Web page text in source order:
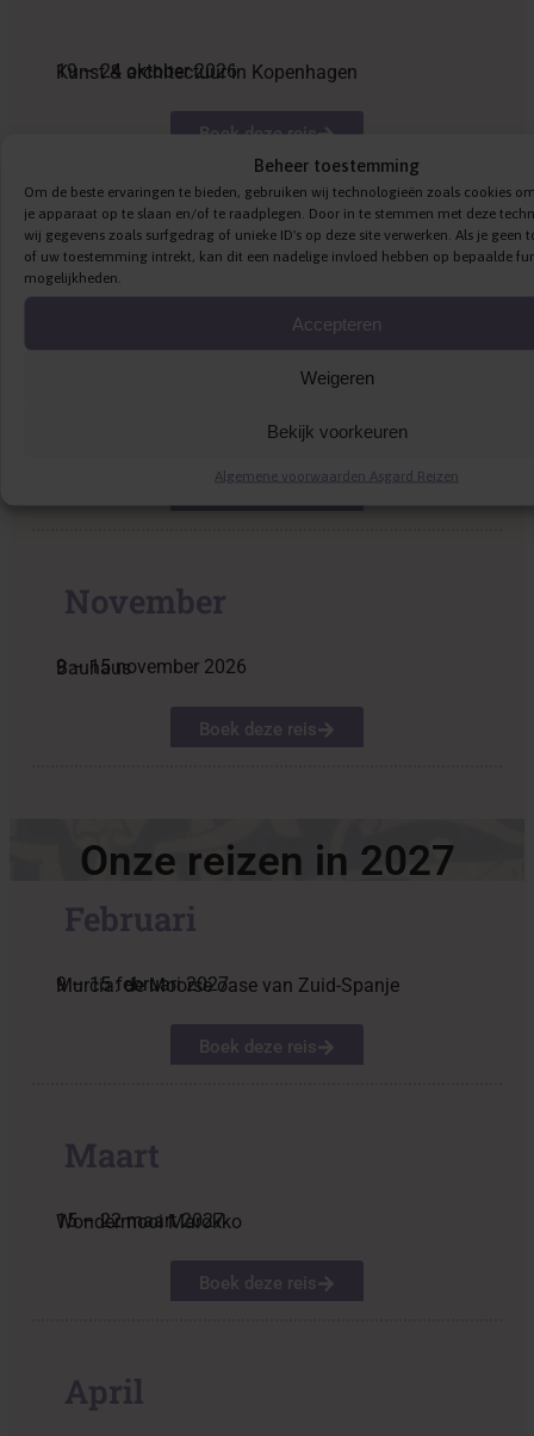
Beheer toestemming
Om de beste ervaringen te bieden, gebruiken wij technologieën zoals cookies
je apparaat op te slaan en/of te raadplegen. Door in te stemmen met deze
wij gegevens zoals surfgedrag of unieke ID's op deze site verwerken. Als je geen
of uw toestemming intrekt, kan dit een nadelige invloed hebben op bepaalde
mogelijkheden.
Accepteren
Weigeren
Bekijk voorkeuren
Algemene voorwaarden Asgard Reizen
19 – 24 oktober 2026
Kunst & architectuur in Kopenhagen
Boek deze reis
20 – 28 oktober 2026
Verrassend Albanië
Boek deze reis
November
9 – 15 november 2026
Bauhaus
Boek deze reis
Onze reizen in 2027
Februari
9 – 15 februari 2027
Murcia: de Moorse oase van Zuid-Spanje
Boek deze reis
Maart
15 – 22 maart 2027
Wondermooi Marokko
Boek deze reis
April